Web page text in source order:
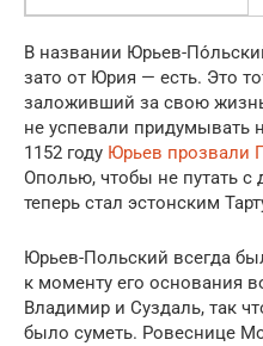
В названии Юрьев-
зато от Юрия — есть. Это
заложивший за свою
не успевали придумывать
1152 году Юрьев прозвали
Ополью, чтобы не путать
теперь стал эстонским
Юрьев-Польский всегда
к моменту его основания
Владимир и Суздаль, так
было суметь. Ровеснице